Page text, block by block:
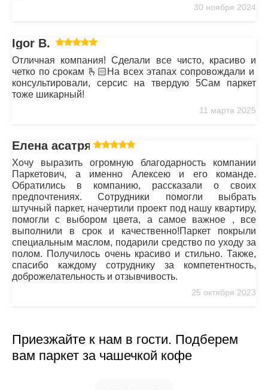
30 ноября 2024
Igor B.
Отличная компания! Сделали все чисто, красиво и
четко по срокам 🫰🏻На всех этапах сопровождали и
консультировали, серсис на твердую 5Сам паркет
тоже шикарный!
11 марта 2025
Елена асатрян
Хочу выразить огромную благодарность компании
Паркетович, а именно Алексею и его команде.
Обратились в компанию, рассказали о своих
предпочтениях. Сотрудники помогли выбрать
штучный паркет, начертили проект под нашу квартиру,
помогли с выбором цвета, а самое важное , все
выполнили в срок и качественно!Паркет покрыли
специальным маслом, подарили средство по уходу за
полом. Получилось очень красиво и стильно. Также,
спасибо каждому сотруднику за компетентность,
доброжелательность и отзывчивость.
25 октября 2023
Приезжайте к нам в гости. Подберем
вам паркет за чашечкой кофе